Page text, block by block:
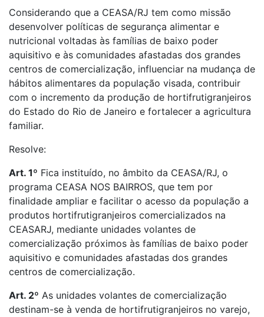
Considerando que a CEASA/RJ tem como missão
desenvolver políticas de segurança alimentar e
nutricional voltadas às famílias de baixo poder
aquisitivo e às comunidades afastadas dos grandes
centros de comercialização, influenciar na mudança de
hábitos alimentares da população visada, contribuir
com o incremento da produção de hortifrutigranjeiros
do Estado do Rio de Janeiro e fortalecer a agricultura
familiar.
Resolve:
Art. 1º Fica instituído, no âmbito da CEASA/RJ, o
programa CEASA NOS BAIRROS, que tem por
finalidade ampliar e facilitar o acesso da população a
produtos hortifrutigranjeiros comercializados na
CEASARJ, mediante unidades volantes de
comercialização próximos às famílias de baixo poder
aquisitivo e comunidades afastadas dos grandes
centros de comercialização.
Art. 2º As unidades volantes de comercialização
destinam-se à venda de hortifrutigranjeiros no varejo,